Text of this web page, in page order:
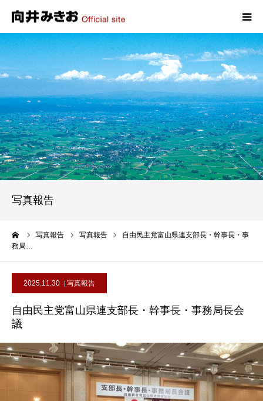
写真報告
写真報告 写真報告
自由民主党富山県連支部長・幹事長・事
務局…
2025.11.30 写真報告
自由民主党富山県連支部長・幹事長・事務局長会
議
HOME
プロフィール
政策
活動報告